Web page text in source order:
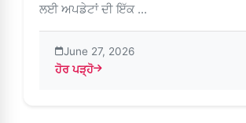
ਲਈ ਅਪਡੇਟਾਂ ਦੀ ਇੱਕ ...
June 27, 2026
ਹੋਰ ਪੜ੍ਹੋ
about ਇੰਸਟਾਗ੍ਰਾਮ ਅਪਡੇਟ: ਕਨੈਕਟੀਵਿਟੀ